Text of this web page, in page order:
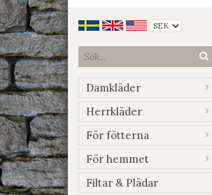
Damkläder
Herrkläder
För fötterna
För hemmet
Filtar & Plädar